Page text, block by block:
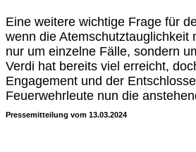
Eine weitere wichtige Frage für
wenn die
nur um einzelne Fälle, sondern
Verdi hat bereits viel erreicht,
Engagement und der
Feuerwehrleute nun die
Pressemitteilung vom 13.03.2024